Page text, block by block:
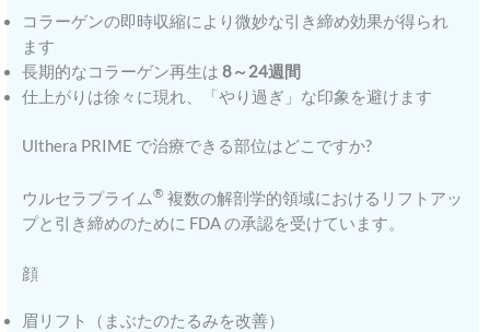
コラーゲンの即時収縮により微妙な引き締め効果が得られ
ます
長期的なコラーゲン再生は8～24週間
仕上がりは徐々に現れ、「やり過ぎ」な印象を避けます
Ulthera PRIME で治療できる部位はどこですか?
ウルセラプライム® 複数の解剖学的領域におけるリフトアッ
プと引き締めのために FDA の承認を受けています。
顔
眉リフト（まぶたのたるみを改善）